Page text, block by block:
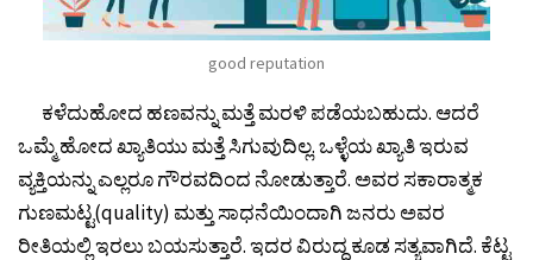
good reputation
ಕಳೆದುಹೋದ ಹಣವನ್ನು ಮತ್ತೆ ಮರಳಿ ಪಡೆಯಬಹುದು. ಆದರೆ
ಒಮ್ಮೆ ಹೋದ ಖ್ಯಾತಿಯು ಮತ್ತೆ ಸಿಗುವುದಿಲ್ಲ. ಒಳ್ಳೆಯ ಖ್ಯಾತಿ ಇರುವ
ವ್ಯಕ್ತಿಯನ್ನು ಎಲ್ಲರೂ ಗೌರವದಿಂದ ನೋಡುತ್ತಾರೆ. ಅವರ ಸಕಾರಾತ್ಮಕ
ಗುಣಮಟ್ಟ(quality) ಮತ್ತು ಸಾಧನೆಯಿಂದಾಗಿ ಜನರು ಅವರ
ರೀತಿಯಲ್ಲಿ ಇರಲು ಬಯಸುತ್ತಾರೆ. ಇದರ ವಿರುದ್ಧ ಕೂಡ ಸತ್ಯವಾಗಿದೆ. ಕೆಟ್ಟ